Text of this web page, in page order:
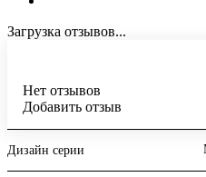
Загрузка отзывов...
Нет отзывов
Добавить отзыв
Дизайн серии